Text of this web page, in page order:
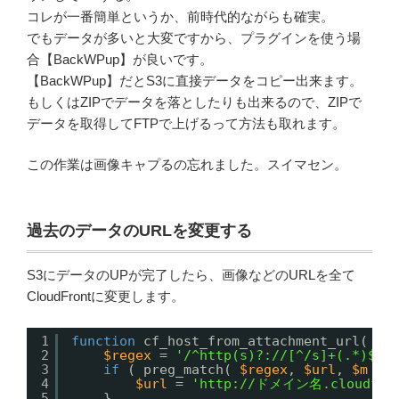
コレが一番簡単というか、前時代的ながらも確実。
でもデータが多いと大変ですから、プラグインを使う場
合【BackWPup】が良いです。
【BackWPup】だとS3に直接データをコピー出来ます。
もしくはZIPでデータを落としたりも出来るので、ZIPで
データを取得してFTPで上げるって方法も取れます。
この作業は画像キャプるの忘れました。スイマセン。
過去のデータのURLを変更する
S3にデータのUPが完了したら、画像などのURLを全て
CloudFrontに変更します。
1
2
3
4
function cf_host_from_attachment_url(
$regex = '/^http(s)?://[^/s]+(.*)$/'
if
( preg_match( $regex, $url , $m
$url = ' http:// ドメイン名